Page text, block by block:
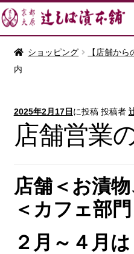
ショッピング 【店舗から
内
2025年2月17日 に投稿 投稿者
店舗営業
店舗＜ お漬
＜ カフェ部門
２月～４月は